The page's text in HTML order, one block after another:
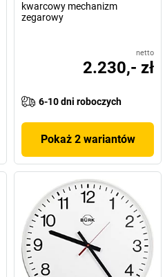
kwarcowy mechanizm
zegarowy
netto
2.230,- zł
6-10 dni roboczych
Pokaż 2 wariantów